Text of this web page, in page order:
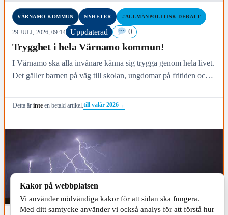
VÄRNAMO KOMMUN NYHETER #ALLMÄNPOLITISK DEBATT
29 JULI, 2026, 09:14 Uppdaterad 0
Trygghet i hela Värnamo kommun!
I Värnamo ska alla invånare känna sig trygga genom hela livet.
Det gäller barnen på väg till skolan, ungdomar på fritiden och
skapas inte genom ord utan genom långsiktigt och målmedvetet
Detta ärinte en betald artikel.till valår 2026→
Kakor på webbplatsen
Vi använder nödvändiga kakor för att sidan ska fungera.
Med ditt samtycke använder vi också analys för att förstå hur